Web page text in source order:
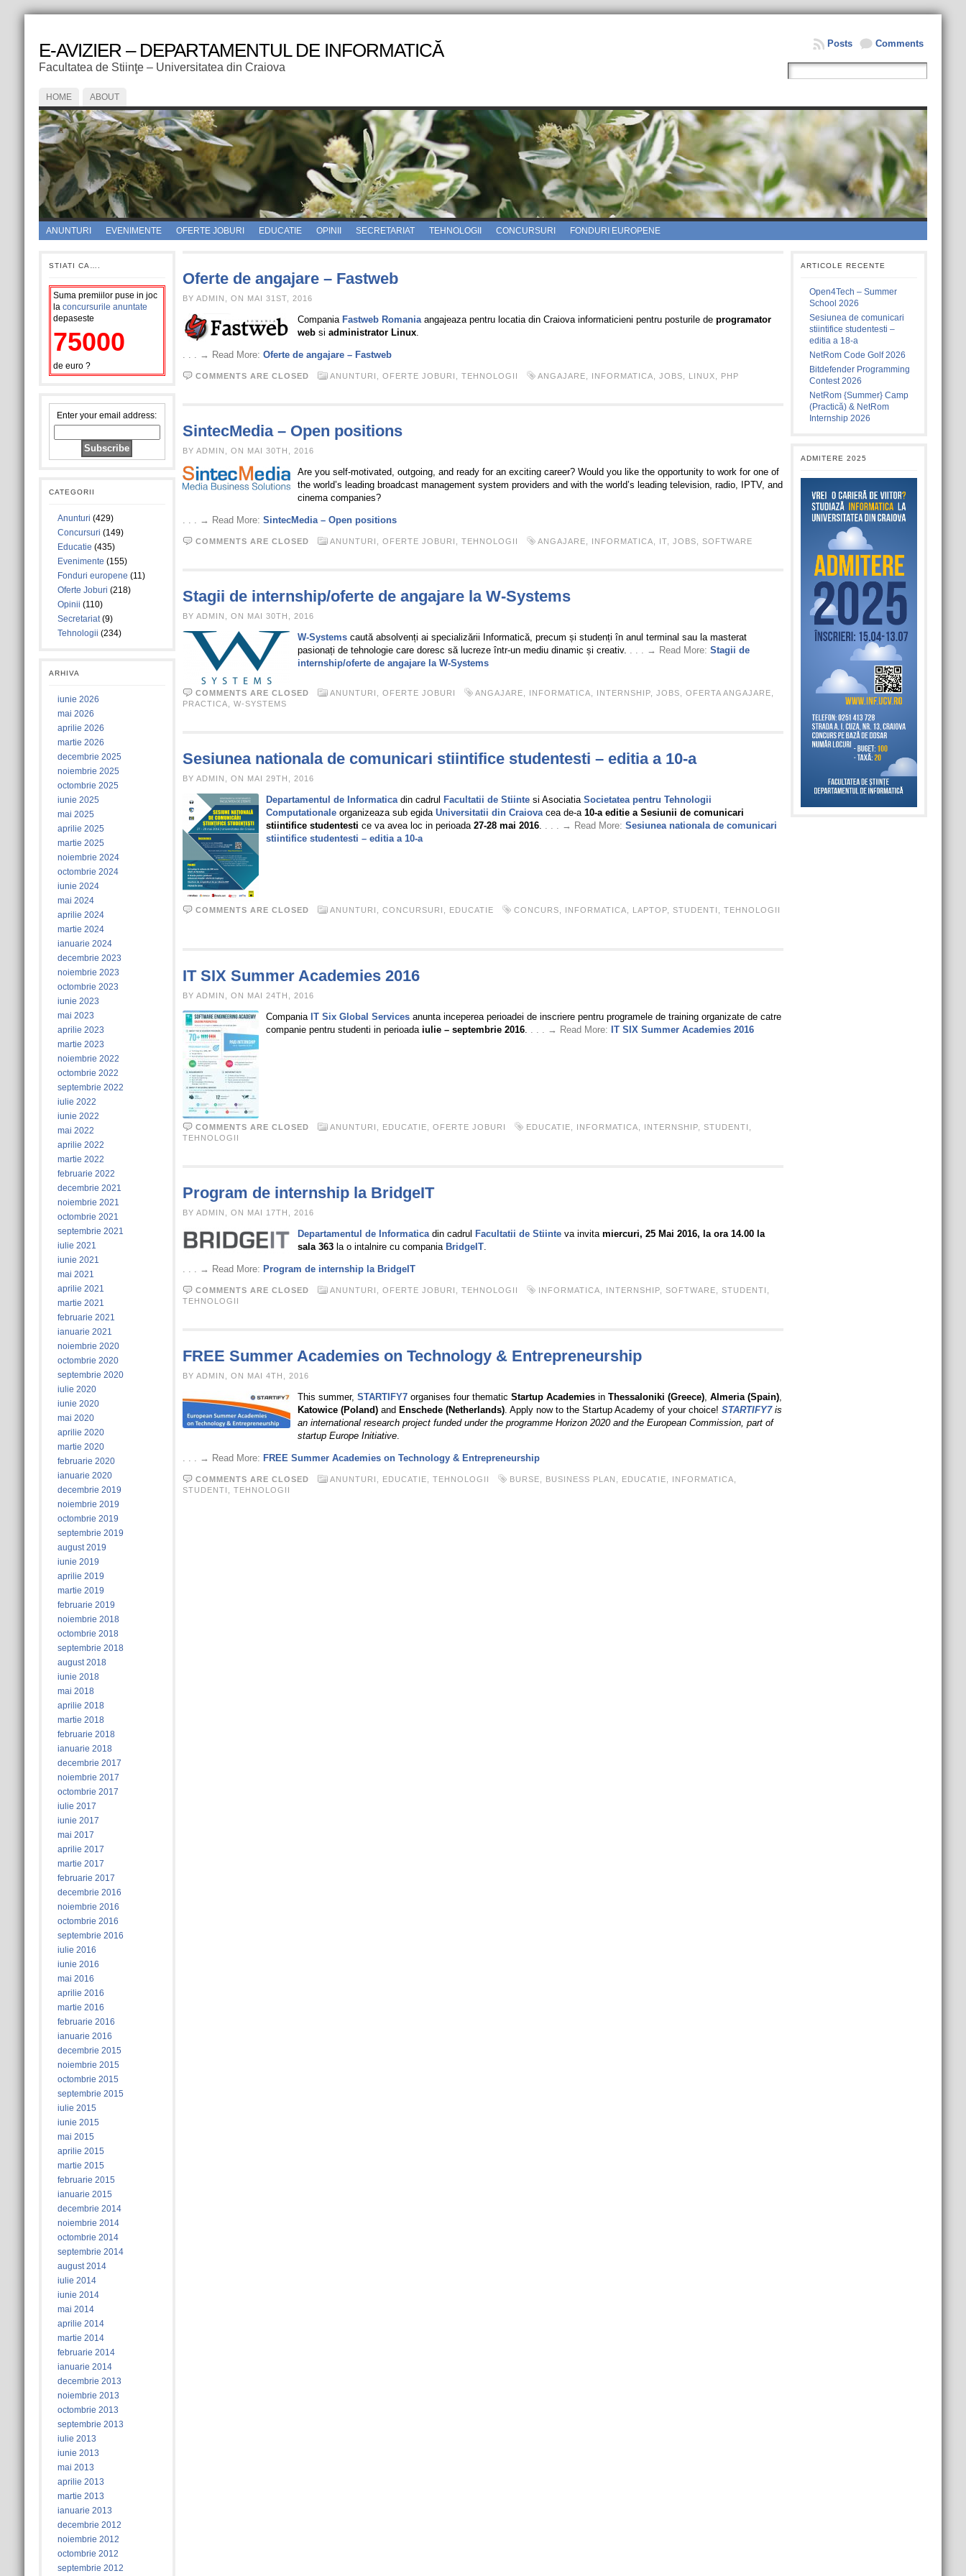
E-AVIZIER – DEPARTAMENTUL DE INFORMATICĂ
Facultatea de Stiinţe – Universitatea din Craiova
Comments
Posts
HOME ABOUT
ANUNTURI EVENIMENTE OFERTE JOBURI EDUCATIE OPINII SECRETARIAT TEHNOLOGII CONCURSURI FONDURI EUROPENE
STIATI CA….
Suma premiilor puse in joc
la concursurile anuntate
depaseste
75000
de euro ?
Enter your email address:
CATEGORII
Anunturi (429)
Concursuri (149)
Educatie (435)
Evenimente (155)
Fonduri europene (11)
Oferte Joburi (218)
Opinii (110)
Secretariat(9)
Tehnologii (234)
ARHIVA
iunie 2026
mai 2026
aprilie 2026
martie 2026
decembrie 2025
noiembrie 2025
octombrie 2025
iunie 2025
mai 2025
aprilie 2025
martie 2025
noiembrie 2024
octombrie 2024
iunie 2024
mai 2024
aprilie 2024
martie 2024
ianuarie 2024
decembrie 2023
noiembrie 2023
octombrie 2023
iunie 2023
mai 2023
aprilie 2023
martie 2023
noiembrie 2022
octombrie 2022
septembrie 2022
iulie 2022
iunie 2022
mai 2022
aprilie 2022
martie 2022
februarie 2022
decembrie 2021
noiembrie 2021
octombrie 2021
septembrie 2021
iulie 2021
iunie 2021
mai 2021
aprilie 2021
martie 2021
februarie 2021
ianuarie 2021
noiembrie 2020
octombrie 2020
septembrie 2020
iulie 2020
iunie 2020
mai 2020
aprilie 2020
martie 2020
februarie 2020
ianuarie 2020
decembrie 2019
noiembrie 2019
octombrie 2019
septembrie 2019
august 2019
iunie 2019
aprilie 2019
martie 2019
februarie 2019
noiembrie 2018
octombrie 2018
septembrie 2018
august 2018
iunie 2018
mai 2018
aprilie 2018
martie 2018
februarie 2018
ianuarie 2018
decembrie 2017
noiembrie 2017
octombrie 2017
iulie 2017
iunie 2017
mai 2017
aprilie 2017
martie 2017
februarie 2017
decembrie 2016
noiembrie 2016
octombrie 2016
septembrie 2016
iulie 2016
iunie 2016
mai 2016
aprilie 2016
martie 2016
februarie 2016
ianuarie 2016
decembrie 2015
noiembrie 2015
octombrie 2015
septembrie 2015
iulie 2015
iunie 2015
mai 2015
aprilie 2015
martie 2015
februarie 2015
ianuarie 2015
decembrie 2014
noiembrie 2014
octombrie 2014
septembrie 2014
august 2014
iulie 2014
iunie 2014
mai 2014
aprilie 2014
martie 2014
februarie 2014
ianuarie 2014
decembrie 2013
noiembrie 2013
octombrie 2013
septembrie 2013
iulie 2013
iunie 2013
mai 2013
aprilie 2013
martie 2013
ianuarie 2013
decembrie 2012
noiembrie 2012
octombrie 2012
septembrie 2012
Oferte de angajare – Fastweb
BY ADMIN, ON MAI 31ST, 2016
Compania Fastweb Romaniaangajeaza pentru locatia din Craiova informaticieni pentru posturile de programator
websi administrator Linux.
. . . → Read More: Oferte de angajare – Fastweb
COMMENTS ARE CLOSED ANUNTURI OFERTE JOBURI TEHNOLOGII ANGAJARE INFORMATICA JOBS LINUX PHP
SintecMedia – Open positions
BY ADMIN, ON MAI 30TH, 2016
Are you self-motivated, outgoing, and ready for an exciting career? Would you like the opportunity to work for one of
the world’s leading broadcast management system providers and with the world’s leading television, radio, IPTV, and
cinema companies?
. . . → Read More: SintecMedia – Open positions
COMMENTS ARE CLOSED ANUNTURI OFERTE JOBURI TEHNOLOGII ANGAJARE INFORMATICA IT, JOBS SOFTWARE
Stagii de internship/oferte de angajare la W-Systems
BY ADMIN, ON MAI 30TH, 2016
W-Systemscaută absolvenți ai specializării Informatică, precum și studenți în anul terminal sau la masterat
pasionați de tehnologie care doresc să lucreze într-un mediu dinamic și creativ. . . . → Read More: Stagii de
internship/oferte de angajare la W-Systems
COMMENTS ARE CLOSED ANUNTURI OFERTE JOBURI ANGAJARE INFORMATICA INTERNSHIP, JOBS OFERTA ANGAJARE
PRACTICA
W-SYSTEMS
Sesiunea nationala de comunicari stiintifice studentesti – editia a 10-a
BY ADMIN, ON MAI 29TH, 2016
Departamentul de Informaticadin cadrul Facultatii de Stiintesi Asociatia Societatea pentru Tehnologii
Computationaleorganizeaza sub egida Universitatii din Craiovacea de-a 10-a editie a Sesiunii de comunicari
stiintifice studentesti ce va avea loc in perioada 27-28 mai 2016. . . . → Read More: Sesiunea nationala de comunicari
stiintifice studentesti – editia a 10-a
COMMENTS ARE CLOSED ANUNTURI CONCURSURI EDUCATIE CONCURS INFORMATICA LAPTOP, STUDENTI TEHNOLOGII
IT SIX Summer Academies 2016
BY ADMIN, ON MAI 24TH, 2016
Compania IT Six Global Servicesanunta inceperea perioadei de inscriere pentru programele de training organizate de catre
companie pentru studenti in perioada iulie – septembrie 2016. . . . → Read More: IT SIX Summer Academies 2016
COMMENTS ARE CLOSED ANUNTURI EDUCATIE OFERTE JOBURI EDUCATIE INFORMATICA INTERNSHIP, STUDENTI
TEHNOLOGII
Program de internship la BridgeIT
BY ADMIN, ON MAI 17TH, 2016
Departamentul de Informaticadin cadrul Facultatii de Stiinteva invita miercuri, 25 Mai 2016, la ora 14.00 la
sala 363la o intalnire cu compania BridgeIT.
. . . → Read More: Program de internship la BridgeIT
COMMENTS ARE CLOSED ANUNTURI OFERTE JOBURI TEHNOLOGII INFORMATICA INTERNSHIP, SOFTWARE STUDENTI
TEHNOLOGII
FREE Summer Academies on Technology & Entrepreneurship
BY ADMIN, ON MAI 4TH, 2016
This summer, STARTIFY7organises four thematic Startup Academiesin Thessaloniki (Greece), Almeria (Spain),
Katowice (Poland)and Enschede (Netherlands). Apply now to the Startup Academy of your choice! STARTIFY7is
an international research project funded under the programme Horizon 2020 and the European Commission, part of
startup Europe Initiative.
. . . → Read More: FREE Summer Academies on Technology & Entrepreneurship
COMMENTS ARE CLOSED ANUNTURI EDUCATIE TEHNOLOGII BURSE BUSINESS PLAN EDUCATIE INFORMATICA
STUDENTI
TEHNOLOGII
ARTICOLE RECENTE
Open4Tech – Summer
School 2026
Sesiunea de comunicari
stiintifice studentesti –
editia a 18-a
NetRom Code Golf 2026
Bitdefender Programming
Contest 2026
NetRom {Summer} Camp
(Practică) & NetRom
Internship 2026
ADMITERE 2025